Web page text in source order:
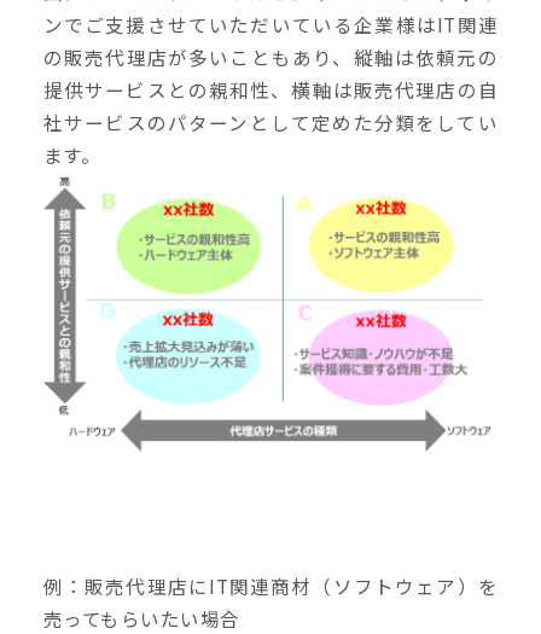
ンでご支援させていただいている企業様はIT関連
の販売代理店が多いこともあり、縦軸は依頼元の
提供サービスとの親和性、横軸は販売代理店の自
社サービスのパターンとして定めた分類をしてい
ます。
例：販売代理店にIT関連商材（ソフトウェア）を
売ってもらいたい場合